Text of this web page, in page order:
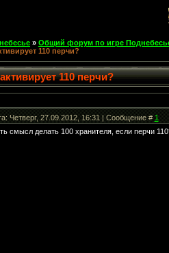
» Общий форум по игре
110 перчи?
110 перчи?
Четверг, 27.09.2012, 16:31 | Сообщение #1
смысл делать 100 хранителя, если перчи